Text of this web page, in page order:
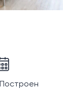
Построен